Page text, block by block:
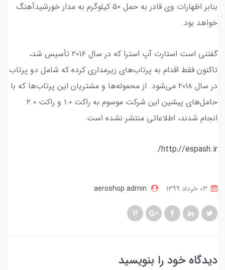
بنابر اظهارات وی قادر به حمل ۵۰ کیلوگرم به مدار خورشیدآهنگ
خواهد بود.
گفتنی است استارت آپ استرا که در سال ۲۰۱۶ تأسیس شد،
تاکنون فقط اقدام به پرتاب‌های زیرمداری کرده که شامل دو پرتاب
در سال‌ ۲۰۱۸ می‌شود. از محموله‌ها و مشتریان این پرتاب‌ها که با
حامل‌های پیشین این شرکت موسوم به راکت ۱.۰ و راکت ۲.۰
انجام شدند، اطلاعاتی منتشر نشده است.
http://espash.ir/
aeroshop admin
دیدگاه خود را بنویسید